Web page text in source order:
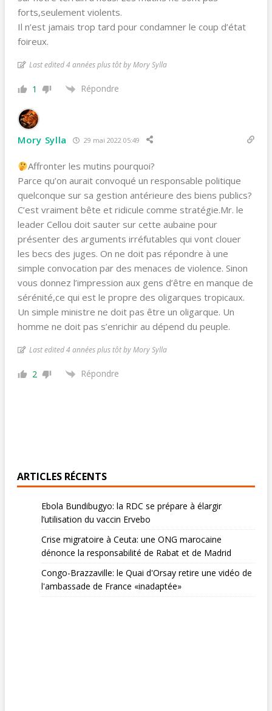
forts,seulement violents.
Il n’est jamais trop tard pour condamner le coup d’état
foireux.
Last edited 4 années plus tôt by Mory Sylla
1 Répondre
Mory Sylla 29 mai 2022 05:49
Affronter les mutins pourquoi?
Parce qu’on aurait convoqué un responsable politique
quelconque sur sa gestion antérieure des biens publics?
C’est vraiment bête et ridicule comme stratégie.Mr. le
leader Cellou doit sauter sur cette aubaine pour
présenter des arguments irréfutables qui vont clouer
les becs des juges. On ne doit pas répondre à une
simple convocation par des menaces de violence. Sinon
vous donnez l’impression aux gens d’être en manque de
sérénité,ce qui est le propre des oligarques tropicaux.
Un simple ministre ne doit pas être un oligarque. Un
homme ne doit pas s’enrichir au dépend du peuple.
Last edited 4 années plus tôt by Mory Sylla
2 Répondre
ARTICLES RÉCENTS
Ebola Bundibugyo: la RDC se prépare à élargir
l’utilisation du vaccin Ervebo
Crise migratoire à Ceuta: une ONG marocaine
dénonce la responsabilité de Rabat et de Madrid
Congo-Brazzaville: le Quai d'Orsay retire une vidéo de
l'ambassade de France «inadaptée»